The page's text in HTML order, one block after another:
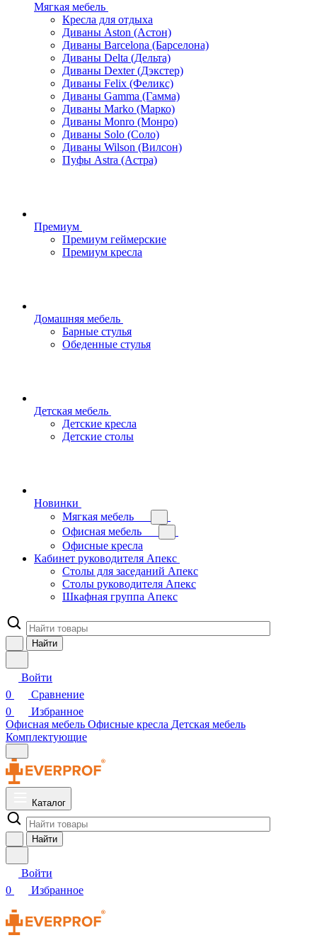
Мягкая мебель
Кресла для отдыха
Диваны Aston (Астон)
Диваны Barcelona (Барселона)
Диваны Delta (Дельта)
Диваны Dexter (Дэкстер)
Диваны Felix (Феликс)
Диваны Gamma (Гамма)
Диваны Marko (Марко)
Диваны Monro (Монро)
Диваны Solo (Соло)
Диваны Wilson (Вилсон)
Пуфы Astra (Астра)
Премиум
Премиум геймерские
Премиум кресла
Домашняя мебель
Барные стулья
Обеденные стулья
Детская мебель
Детские кресла
Детские столы
Новинки
Мягкая мебель
Офисная мебель
Офисные кресла
Кабинет руководителя Апекс
Столы для заседаний Апекс
Столы руководителя Апекс
Шкафная группа Апекс
Найти
Войти
0
Сравнение
0
Избранное
Офисная мебель Офисные кресла Детская мебель
Комплектующие
Каталог
Найти
Войти
0
Избранное